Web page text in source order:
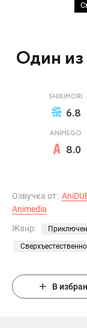
Один из
SHIKIMORI
6.8
ANIMEGO
8.0
Озвучка от:
Animedia
Жанр:
В